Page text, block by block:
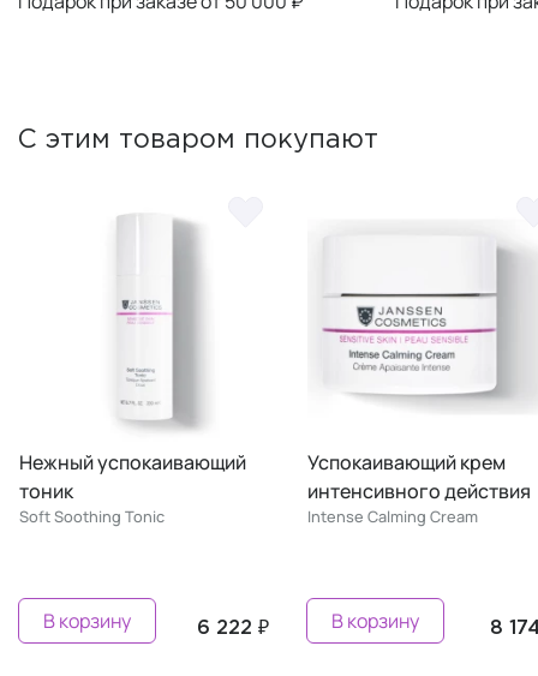
С этим товаром покупают
Нежный успокаивающий
тоник
Soft Soothing Tonic
6 222 ₽
В корзину
Успокаивающий крем
интенсивного действия
Intense Calming Cream
8
В корзину